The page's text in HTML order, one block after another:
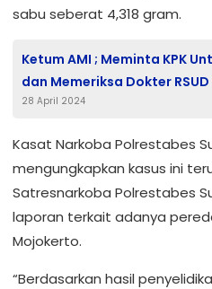
sabu seberat 4,318 gram.
Ketum AMI ; Meminta KPK
dan Memeriksa Dokter
Merawat Bupati Sidoarjo
28 April 2024
Kasat Narkoba Polrestabes
mengungkapkan kasus ini
Satresnarkoba Polrestabes
laporan terkait adanya
Mojokerto.
“Berdasarkan hasil